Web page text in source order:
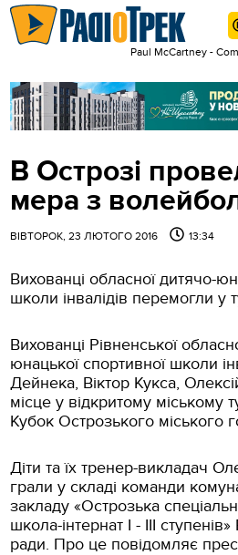
Paul McCartney -
В Острозі
мера з
ВІВТОРОК, 23 ЛЮТОГО 2016 13:34
Вихованці обласної дитячо-
школи інвалідів перемогли у
Вихованці Рівненської
юнацької спортивної школи
Дейнека, Віктор Кукса,
місце у відкритому міському
Кубок Острозького міського
Діти та їх тренер-викладач
грали у складі команди
закладу «Острозька
школа-інтернат І - ІІІ
ради. Про це повідомляє